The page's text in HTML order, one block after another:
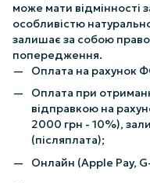
може мати відмінності
особливістю
залишає за собою
попередження.
Оплата на рахунок
Оплата при
відправкою на
2000 грн - 10%),
(післяплата);
Онлайн (Apple Pay,